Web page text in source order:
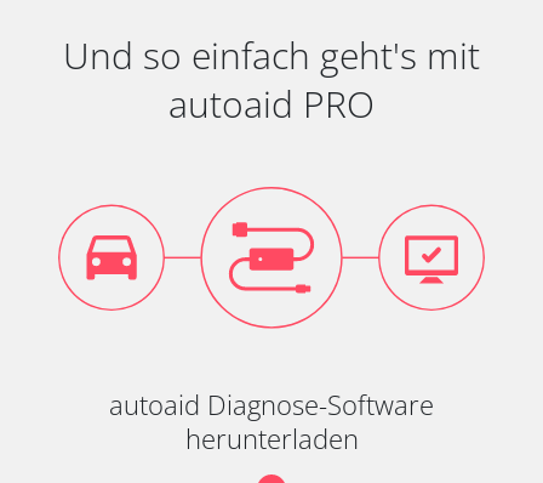
Und so einfach geht's mit
autoaid PRO
autoaid Diagnose-Software
herunterladen